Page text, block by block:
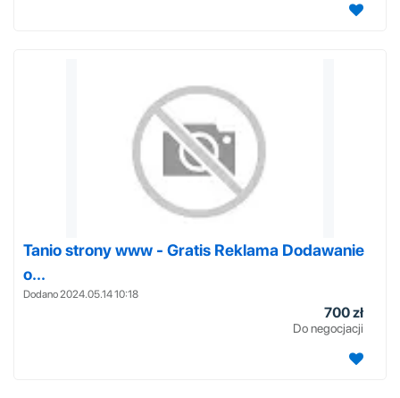
Tanio strony www - Gratis Reklama Dodawanie
o...
Dodano 2024.05.14 10:18
700 zł
Do negocjacji